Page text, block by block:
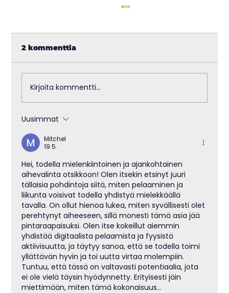
ja tässä kaikki muut muutokset
2 kommenttia
Kirjoita kommentti...
Uusimmat
Mitchel
19.5.
Hei, todella mielenkiintoinen ja ajankohtainen
aihevalinta otsikkoon! Olen itsekin etsinyt juuri
tällaisia pohdintoja siitä, miten pelaaminen ja
liikunta voisivat todella yhdistyä mielekkäällä
tavalla. On ollut hienoa lukea, miten syvällisesti olet
perehtynyt aiheeseen, sillä monesti tämä asia jää
pintaraapaisuksi. Olen itse kokeillut aiemmin
yhdistää digitaalista pelaamista ja fyysistä
aktiivisuutta, ja täytyy sanoa, että se todella toimi
yllättävän hyvin ja toi uutta virtaa molempiin.
Tuntuu, että tässä on valtavasti potentiaalia, jota
ei ole vielä täysin hyödynnetty. Erityisesti jäin
miettimään, miten tämä kokonaisuus…